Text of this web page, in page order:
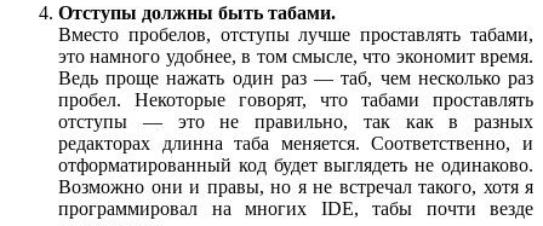
Отступы должны быть табами.
Вместо пробелов, отступы лучше проставлять табами,
это намного удобнее, в том смысле, что экономит время.
Ведь проще нажать один раз — таб, чем несколько раз
пробел. Некоторые говорят, что табами проставлять
отступы — это не правильно, так как в разных
редакторах длинна таба меняется. Соответственно, и
отформатированный код будет выглядеть не одинаково.
Возможно они и правы, но я не встречал такого, хотя я
программировал на многих IDE, табы почти везде